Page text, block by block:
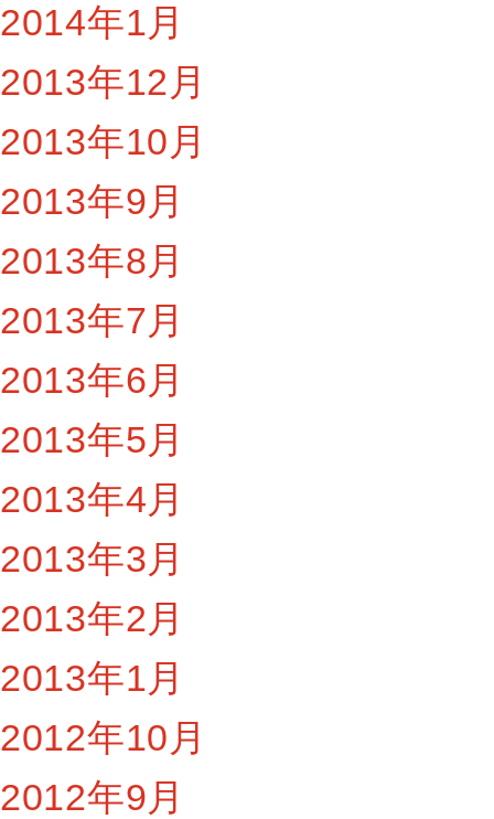
2014年1月
2013年12月
2013年10月
2013年9月
2013年8月
2013年7月
2013年6月
2013年5月
2013年4月
2013年3月
2013年2月
2013年1月
2012年10月
2012年9月